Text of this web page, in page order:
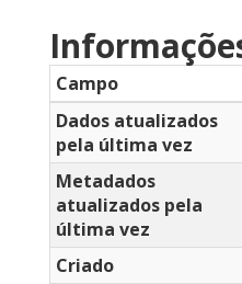
Campo
Dados atualizados
pela última vez
Metadados
atualizados pela
última vez
Criado